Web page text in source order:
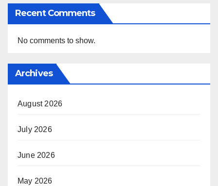
Recent Comments
No comments to show.
Archives
August 2026
July 2026
June 2026
May 2026